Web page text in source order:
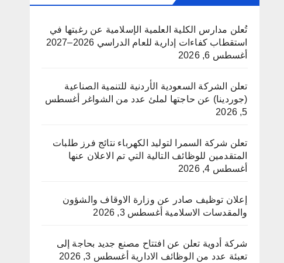
تُعلن مدارس الكلية العلمية الإسلامية عن رغبتها في
استقطاب كفاءات إدارية للعام الدراسي 2026–2027
أغسطس 6, 2026
تعلن الشركة السعودية الأردنية للتنمية الصناعية
(جوردينا) عن حاجتها لملئ عدد من الشواغر
أغسطس
5, 2026
تعلن شركة السمرا لتوليد الكهرباء نتائج فرز طلبات
المتقدمين للوظائف التالية التي تم الاعلان عنها
أغسطس 4, 2026
إعلان توظيف صادر عن وزارة الاوقاف والشؤون
والمقدسات الاسلامية أغسطس 3, 2026
شركة أدوية تعلن عن افتتاح مصنع جديد بحاجة إلى
تعبئة عدد من الوظائف الادارية أغسطس 3, 2026